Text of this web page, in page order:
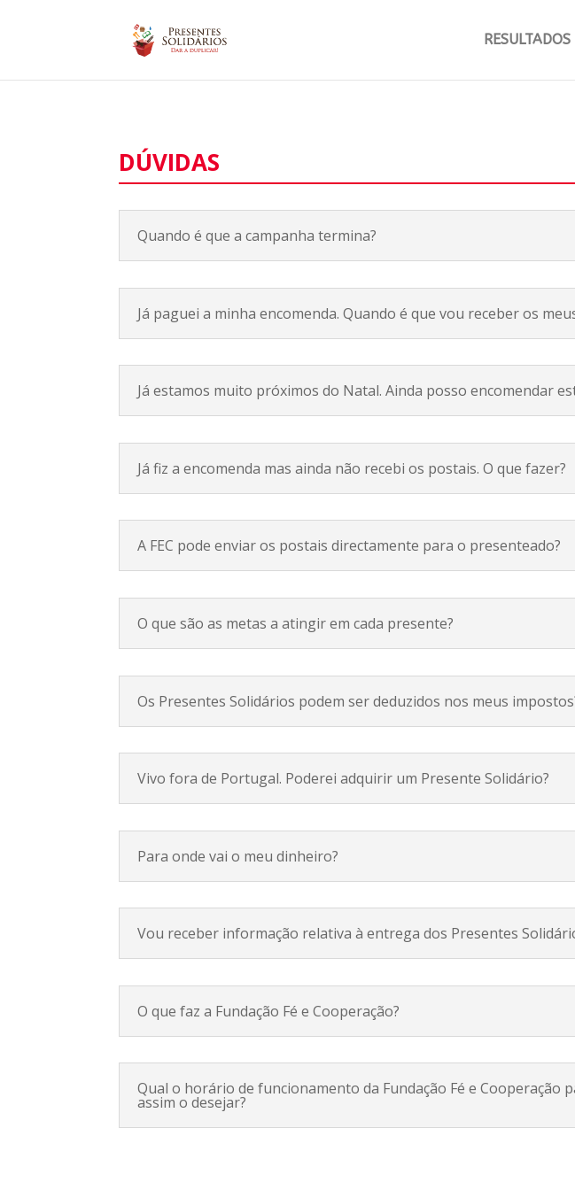
DÚVIDAS
Quando é que a campanha termina?
Já paguei a minha encomenda. Quando é que vou receber os
Já estamos muito próximos do Natal. Ainda posso encomendar
Já fiz a encomenda mas ainda não recebi os postais. O que fazer?
A FEC pode enviar os postais directamente para o presenteado?
O que são as metas a atingir em cada presente?
Os Presentes Solidários podem ser deduzidos nos meus
Vivo fora de Portugal. Poderei adquirir um Presente Solidário?
Para onde vai o meu dinheiro?
Vou receber informação relativa à entrega dos Presentes
O que faz a Fundação Fé e Cooperação?
Qual o horário de funcionamento da Fundação Fé e
assim o desejar?